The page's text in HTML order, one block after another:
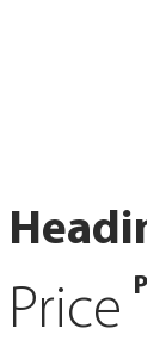
Price